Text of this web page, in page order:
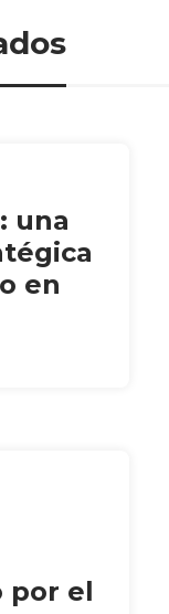
una
en
por el